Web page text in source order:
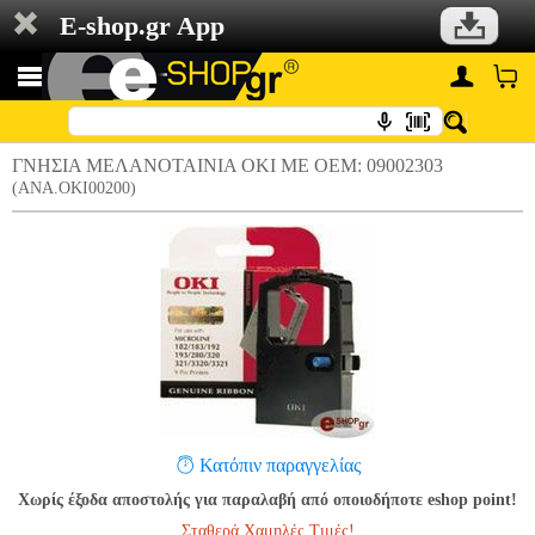
E-shop.gr App
ΓΝΗΣΙΑ ΜΕΛΑΝΟΤΑΙΝΙΑ OKI ΜΕ OEM: 09002303
(ANA.OKI00200)
Κατόπιν παραγγελίας
Χωρίς έξοδα αποστολής για παραλαβή από οποιοδήποτε eshop point!
Σταθερά Χαμηλές Τιμές!